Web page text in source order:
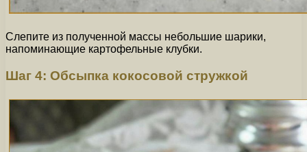
Слепите из полученной массы небольшие шарики,
напоминающие картофельные клубки.
Шаг 4: Обсыпка кокосовой стружкой